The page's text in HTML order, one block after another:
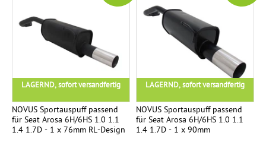
LAGERND, sofort versandfertig
NOVUS Sportauspuff passend
für Seat Arosa 6H/6HS 1.0 1.1
1.4 1.7D - 1 x 76mm RL-Design
LAGERND, sofort versandfertig
NOVUS Sportauspuff passend
für Seat Arosa 6H/6HS 1.0 1.1
1.4 1.7D - 1 x 90mm